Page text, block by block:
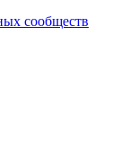
сообществ